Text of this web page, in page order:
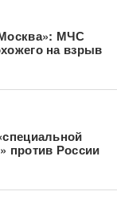
МЧС
на взрыв
против России